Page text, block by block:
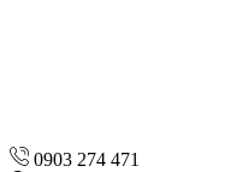
0903 274 471